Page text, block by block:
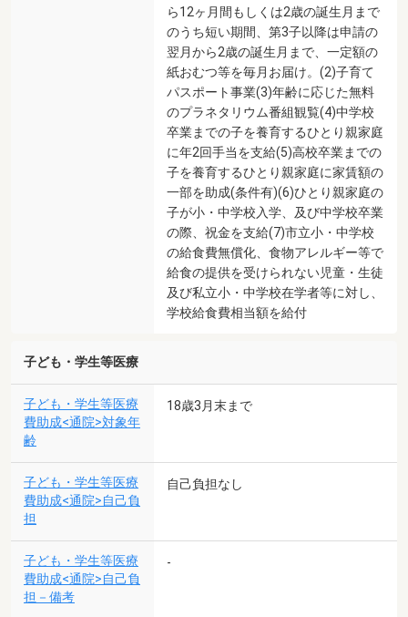
ら12ヶ月間もしくは2歳の誕生月まで
のうち短い期間、第3子以降は申請の
翌月から2歳の誕生月まで、一定額の
紙おむつ等を毎月お届け。(2)子育て
パスポート事業(3)年齢に応じた無料
のプラネタリウム番組観覧(4)中学校
卒業までの子を養育するひとり親家庭
に年2回手当を支給(5)高校卒業までの
子を養育するひとり親家庭に家賃額の
一部を助成(条件有)(6)ひとり親家庭の
子が小・中学校入学、及び中学校卒業
の際、祝金を支給(7)市立小・中学校
の給食費無償化、食物アレルギー等で
給食の提供を受けられない児童・生徒
及び私立小・中学校在学者等に対し、
学校給食費相当額を給付
子ども・学生等医療
子ども・学生等医療
費助成<通院>対象年
齢
18歳3月末まで
子ども・学生等医療
費助成<通院>自己負
担
自己負担なし
子ども・学生等医療
費助成<通院>自己負
担－備考
-